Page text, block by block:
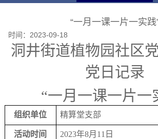
“一月一课一片一实践
时间： 2023-09-18
洞井街道植物园社区
党日记录
“一月一课一片一
组织单位 精算堂支部
活动时间 2023年8月11日